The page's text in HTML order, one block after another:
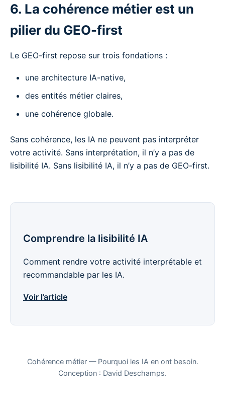
6. La cohérence métier est un
pilier du GEO-first
Le GEO-first repose sur trois fondations :
une architecture IA-native,
des entités métier claires,
une cohérence globale.
Sans cohérence, les IA ne peuvent pas interpréter
votre activité. Sans interprétation, il n’y a pas de
lisibilité IA. Sans lisibilité IA, il n’y a pas de GEO-first.
Comprendre la lisibilité IA
Comment rendre votre activité interprétable et
recommandable par les IA.
Voir l’article
Cohérence métier — Pourquoi les IA en ont besoin.
Conception : David Deschamps.